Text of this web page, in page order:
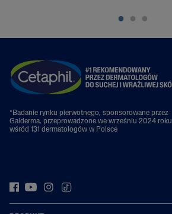
*Badanie rynku pierwotnego, sponsorowane przez
Galderma, przeprowadzone we wrześniu 2024 roku
wśród 131 dermatologów w Polsce